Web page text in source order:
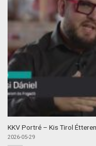
KKV Portré – Kis Tirol
2026-05-29